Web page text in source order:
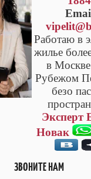
Работаю в
жилье
в
Рубежом
безо
Эксперт
Новак
ЗВОНИТЕ НАМ